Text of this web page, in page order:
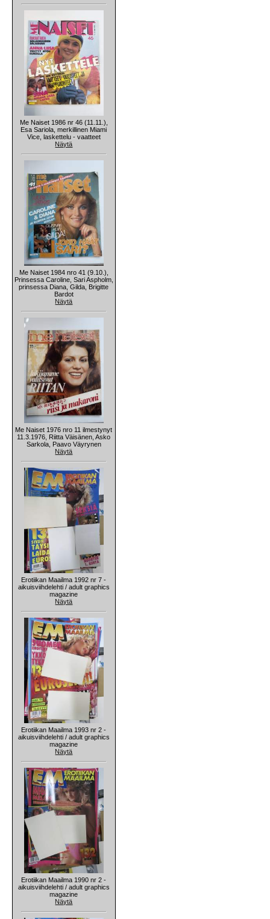
Me Naiset 1986 nr 46 (11.11.),
Esa Sariola, merkillinen Miami
Vice, laskettelu - vaatteet
Näytä
Me Naiset 1984 nro 41 (9.10.),
Prinsessa Caroline, Sari Aspholm,
prinsessa Diana, Gilda, Brigitte
Bardot
Näytä
Me Naiset 1976 nro 11 ilmestynyt
11.3.1976, Riitta Väisänen, Asko
Sarkola, Paavo Väyrynen
Näytä
Erotiikan Maailma 1992 nr 7 -
aikuisviihdelehti / adult graphics
magazine
Näytä
Erotiikan Maailma 1993 nr 2 -
aikuisviihdelehti / adult graphics
magazine
Näytä
Erotiikan Maailma 1990 nr 2 -
aikuisviihdelehti / adult graphics
magazine
Näytä